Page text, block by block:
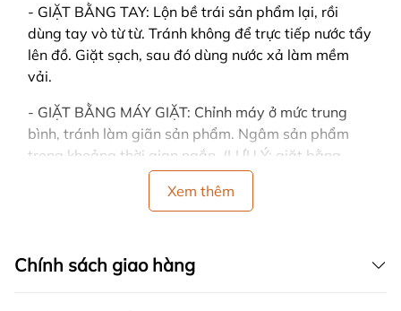
- GIẶT BẰNG TAY: Lộn bề trái sản phẩm lại, rồi
dùng tay vò từ từ. Tránh không để trực tiếp nước tẩy
lên đồ. Giặt sạch, sau đó dùng nước xả làm mềm
vải.
- GIẶT BẰNG MÁY GIẶT: Chỉnh máy ở mức trung
bình, tránh làm giãn sản phẩm. Ngâm sản phẩm
trong khoảng thời gian ngắn. (LƯU Ý: giặt bằng
máy dễ làm cho đồ bị nhàu)
- CÁCH PHƠI: Dùng tay vỗ nhẹ vào sản phẩm sau
Đồng thời tránh vắt đồ mạnh tay, vải sẽ bị nhăn.
Xem thêm
Chính sách giao hàng